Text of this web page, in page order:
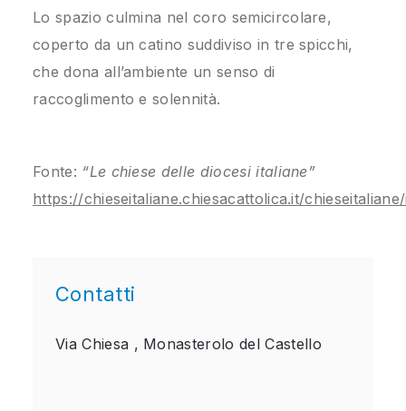
Lo spazio culmina nel coro semicircolare,
coperto da un catino suddiviso in tre spicchi,
che dona all’ambiente un senso di
raccoglimento e solennità.
Fonte: “Le chiese delle diocesi italiane”
https://chieseitaliane.chiesacattolica.it/
Contatti
Via Chiesa , Monasterolo del Castello